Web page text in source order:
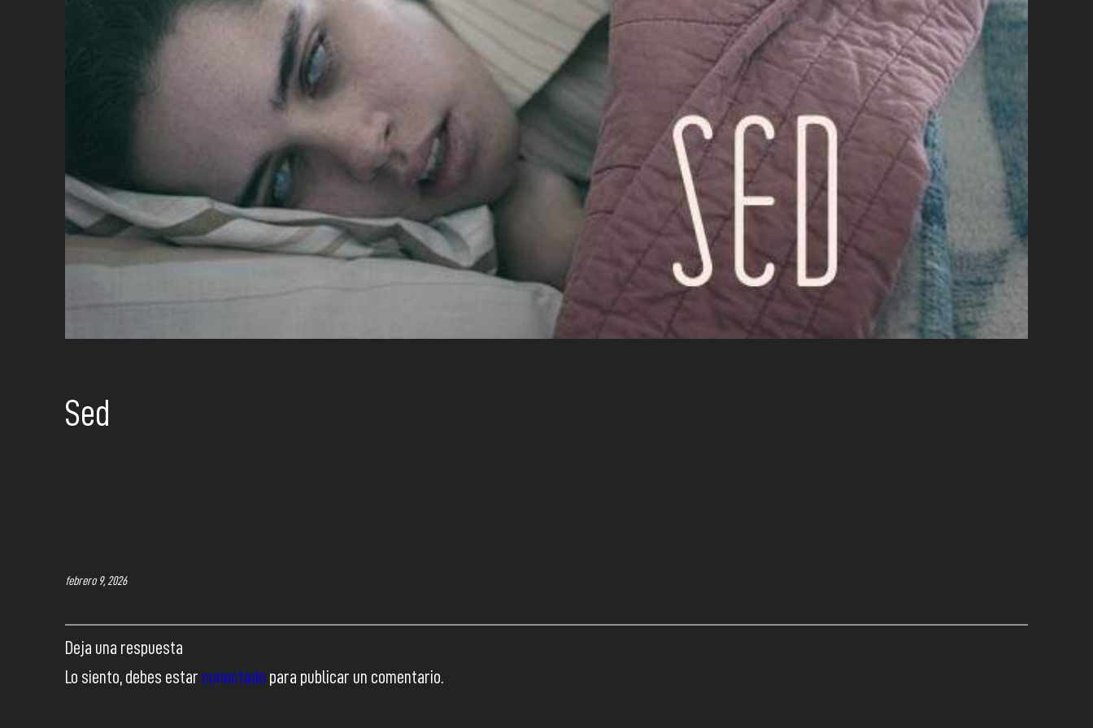
Sed
febrero 9, 2026
Deja una respuesta
Lo siento, debes estar conectado para publicar un comentario.